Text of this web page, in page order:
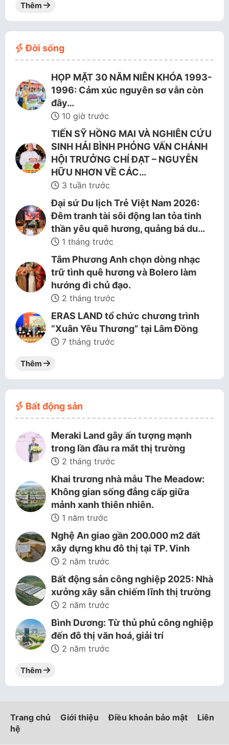
Thêm
Đời sống
HỌP MẶT 30 NĂM NIÊN KHÓA 1993-
1996: Cảm xúc nguyên sơ vẫn còn
đây…
10 giờ trước
TIẾN SỸ HỒNG MAI VÀ NGHIÊN CỨU
SINH HẢI BÌNH PHỎNG VẤN CHÁNH
HỘI TRƯỞNG CHÍ ĐẠT – NGUYỄN
HỮU NHƠN VỀ CÁC…
3 tuần trước
Đại sứ Du lịch Trẻ Việt Nam 2026:
Đêm tranh tài sôi động lan tỏa tinh
thần yêu quê hương, quảng bá du…
1 tháng trước
Tâm Phương Anh chọn dòng nhạc
trữ tình quê hương và Bolero làm
hướng đi chủ đạo.
2 tháng trước
ERAS LAND tổ chức chương trình
“Xuân Yêu Thương” tại Lâm Đồng
7 tháng trước
Thêm
Bất động sản
Meraki Land gây ấn tượng mạnh
trong lần đầu ra mắt thị trường
2 tháng trước
Khai trương nhà mẫu The Meadow:
Không gian sống đẳng cấp giữa
mảnh xanh thiên nhiên.
1 năm trước
Nghệ An giao gần 200.000 m2 đất
xây dựng khu đô thị tại TP. Vinh
2 năm trước
Bất động sản công nghiệp 2025: Nhà
xưởng xây sẵn chiếm lĩnh thị trường
2 năm trước
Bình Dương: Từ thủ phủ công nghiệp
đến đô thị văn hoá, giải trí
2 năm trước
Thêm
Trang chủ Giới thiệu Điều khoản bảo mật
Liên
hệ